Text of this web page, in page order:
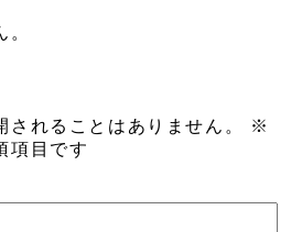
されることはありません。
※
項目です